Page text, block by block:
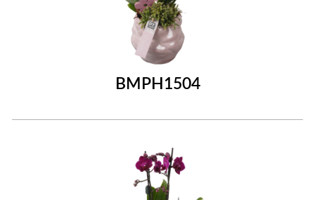
BMPH1504